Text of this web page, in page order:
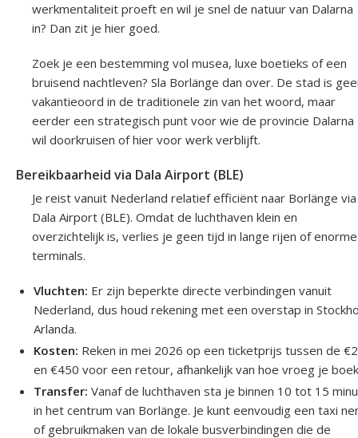
werkmentaliteit proeft en wil je snel de natuur van Dalarna
in? Dan zit je hier goed.
Zoek je een bestemming vol musea, luxe boetieks of een
bruisend nachtleven? Sla Borlänge dan over. De stad is
vakantieoord in de traditionele zin van het woord, maar
eerder een strategisch punt voor wie de provincie Dalarna
wil doorkruisen of hier voor werk verblijft.
Bereikbaarheid via Dala Airport (BLE)
Je reist vanuit Nederland relatief efficiënt naar Borlänge via
Dala Airport (BLE). Omdat de luchthaven klein en
overzichtelijk is, verlies je geen tijd in lange rijen of enorme
terminals.
Vluchten: Er zijn beperkte directe verbindingen vanuit
Nederland, dus houd rekening met een overstap in
Arlanda.
Kosten: Reken in mei 2026 op een ticketprijs tussen de
en €450 voor een retour, afhankelijk van hoe vroeg je
Transfer: Vanaf de luchthaven sta je binnen 10 tot 15
in het centrum van Borlänge. Je kunt eenvoudig een taxi
of gebruikmaken van de lokale busverbindingen die de